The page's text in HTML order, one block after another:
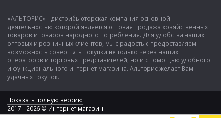
«АЛЬТОРИС» - дистрибьюторская компания основной
деятельностью которой является оптовая продажа хозяйственных
товаров и товаров народного потребления. Для удобства наших
оптовых и розничных клиентов, мы с радостью предоставляем
возможность совершать покупки не только через наших
операторов и торговых представителей, но и с помощью удобного
и функционального интернет магазина. Альторис желает Вам
удачных покупок.
Показать полную версию
2017 - 2026 © Интернет магазин